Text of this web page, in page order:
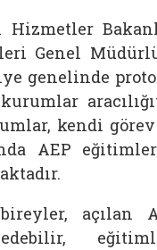
Hizmetler
Genel
genelinde
kendi
AEP
açılan